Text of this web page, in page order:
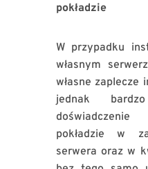
pokładzie
W przypadku
własnym
własne zaplecze
jednak
pokładzie w
serwera oraz w